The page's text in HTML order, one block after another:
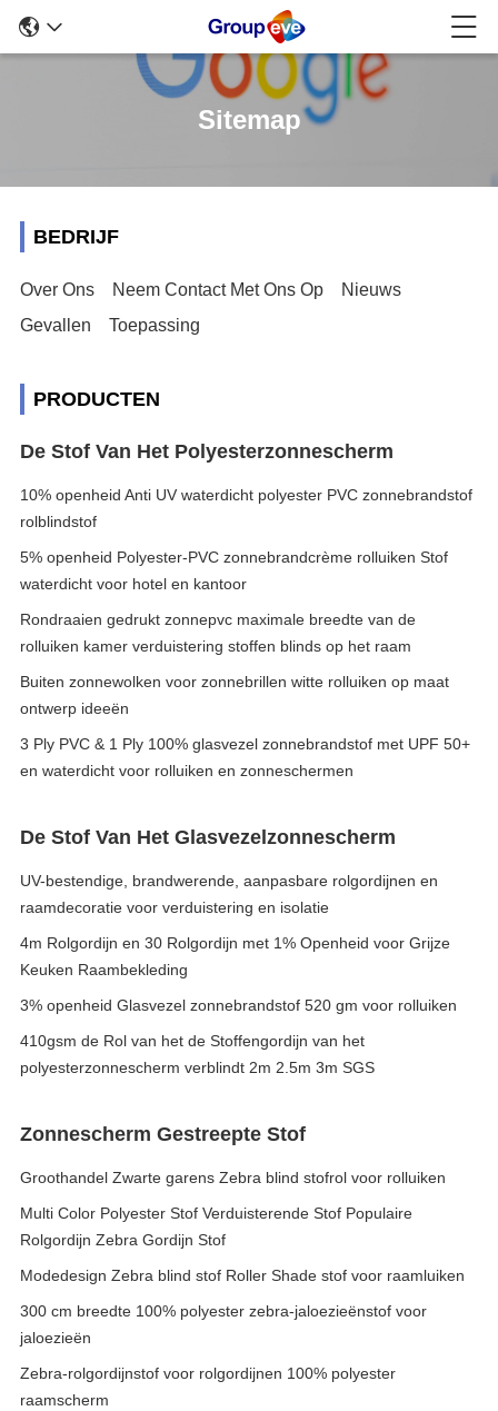
Sitemap
BEDRIJF
Over Ons Neem Contact Met Ons Op
Nieuws
Gevallen
Toepassing
PRODUCTEN
De Stof Van Het Polyesterzonnescherm
10% openheid Anti UV waterdicht polyester PVC zonnebrandstof
rolblindstof
5% openheid Polyester-PVC zonnebrandcrème rolluiken Stof
waterdicht voor hotel en kantoor
Rondraaien gedrukt zonnepvc maximale breedte van de
rolluiken kamer verduistering stoffen blinds op het raam
Buiten zonnewolken voor zonnebrillen witte rolluiken op maat
ontwerp ideeën
3 Ply PVC & 1 Ply 100% glasvezel zonnebrandstof met UPF 50+
en waterdicht voor rolluiken en zonneschermen
De Stof Van Het Glasvezelzonnescherm
UV-bestendige, brandwerende, aanpasbare rolgordijnen en
raamdecoratie voor verduistering en isolatie
4m Rolgordijn en 30 Rolgordijn met 1% Openheid voor Grijze
Keuken Raambekleding
3% openheid Glasvezel zonnebrandstof 520 gm voor rolluiken
410gsm de Rol van het de Stoffengordijn van het
polyesterzonnescherm verblindt 2m 2.5m 3m SGS
Zonnescherm Gestreepte Stof
Groothandel Zwarte garens Zebra blind stofrol voor rolluiken
Multi Color Polyester Stof Verduisterende Stof Populaire
Rolgordijn Zebra Gordijn Stof
Modedesign Zebra blind stof Roller Shade stof voor raamluiken
300 cm breedte 100% polyester zebra-jaloezieënstof voor
jaloezieën
Zebra-rolgordijnstof voor rolgordijnen 100% polyester
raamscherm